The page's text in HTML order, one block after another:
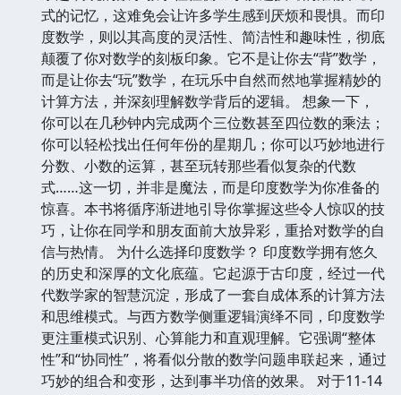
式的记忆，这难免会让许多学生感到厌烦和畏惧。而印
度数学，则以其高度的灵活性、简洁性和趣味性，彻底
颠覆了你对数学的刻板印象。它不是让你去“背”数学，
而是让你去“玩”数学，在玩乐中自然而然地掌握精妙的
计算方法，并深刻理解数学背后的逻辑。 想象一下，
你可以在几秒钟内完成两个三位数甚至四位数的乘法；
你可以轻松找出任何年份的星期几；你可以巧妙地进行
分数、小数的运算，甚至玩转那些看似复杂的代数
式……这一切，并非是魔法，而是印度数学为你准备的
惊喜。本书将循序渐进地引导你掌握这些令人惊叹的技
巧，让你在同学和朋友面前大放异彩，重拾对数学的自
信与热情。 为什么选择印度数学？ 印度数学拥有悠久
的历史和深厚的文化底蕴。它起源于古印度，经过一代
代数学家的智慧沉淀，形成了一套自成体系的计算方法
和思维模式。与西方数学侧重逻辑演绎不同，印度数学
更注重模式识别、心算能力和直观理解。它强调“整体
性”和“协同性”，将看似分散的数学问题串联起来，通过
巧妙的组合和变形，达到事半功倍的效果。 对于11-14